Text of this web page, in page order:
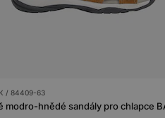
/ 84409-63